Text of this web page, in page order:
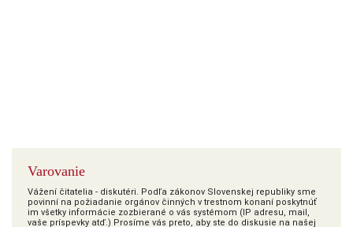
Varovanie
Vážení čitatelia - diskutéri. Podľa zákonov Slovenskej republiky sme
povinní na požiadanie orgánov činných v trestnom konaní poskytnúť
im všetky informácie zozbierané o vás systémom (IP adresu, mail,
vaše príspevky atď.) Prosíme vás preto, aby ste do diskusie na našej